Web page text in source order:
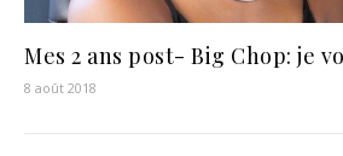
Mes 2 ans post- Big Chop: je
8 août 2018